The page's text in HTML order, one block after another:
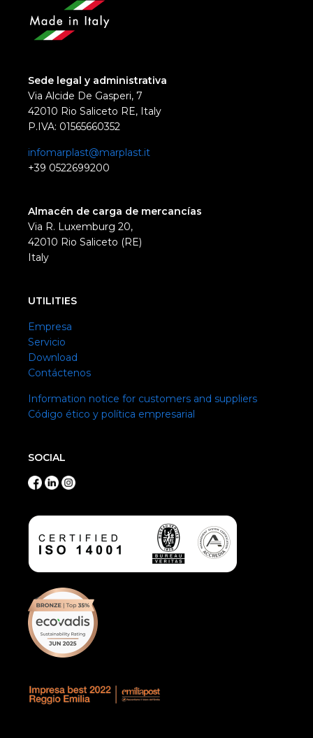
Sede legal y administrativa
Via Alcide De Gasperi, 7
42010 Rio Saliceto RE, Italy
P.IVA: 01565660352
infomarplast@marplast.it
+39 0522699200
Almacén de carga de mercancías
Via R. Luxemburg 20,
42010 Rio Saliceto (RE)
Italy
UTILITIES
Empresa
Servicio
Download
Contáctenos
Information notice for customers and suppliers
Código ético y política empresarial
SOCIAL